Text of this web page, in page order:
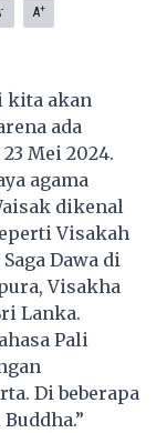
- A+
kita akan
ada
Mei 2024.
agama
dikenal
Visakah
Dawa di
Visakha
Lanka.
Pali
Di beberapa